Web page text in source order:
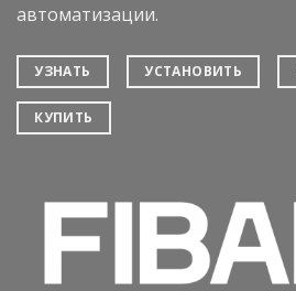
автоматизации.
УЗНАТЬ УСТАНОВИТЬ
КУПИТЬ